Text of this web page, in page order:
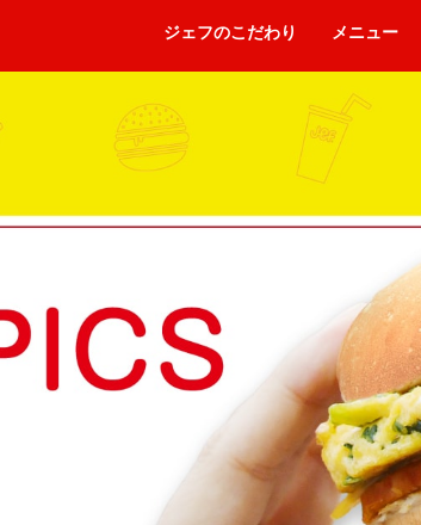
ジェフのこだわり メニュー